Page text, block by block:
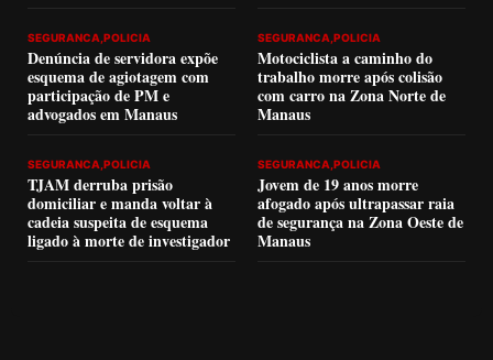
SEGURANCA,POLICIA
Denúncia de servidora expõe
esquema de agiotagem com
participação de PM e
advogados em Manaus
SEGURANCA,POLICIA
Motociclista a caminho do
trabalho morre após colisão
com carro na Zona Norte de
Manaus
SEGURANCA,POLICIA
TJAM derruba prisão
domiciliar e manda voltar à
cadeia suspeita de esquema
ligado à morte de investigador
SEGURANCA,POLICIA
Jovem de 19 anos morre
afogado após ultrapassar raia
de segurança na Zona Oeste de
Manaus